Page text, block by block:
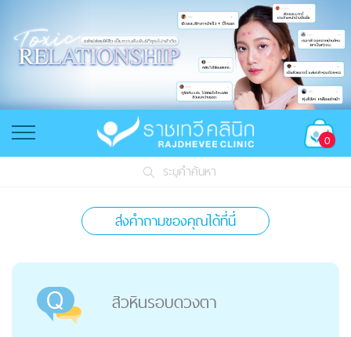
0
ระบุคำค้นหา
ส่งคำถามของคุณได้ที่นี่
สิวหินรอบดวงตา